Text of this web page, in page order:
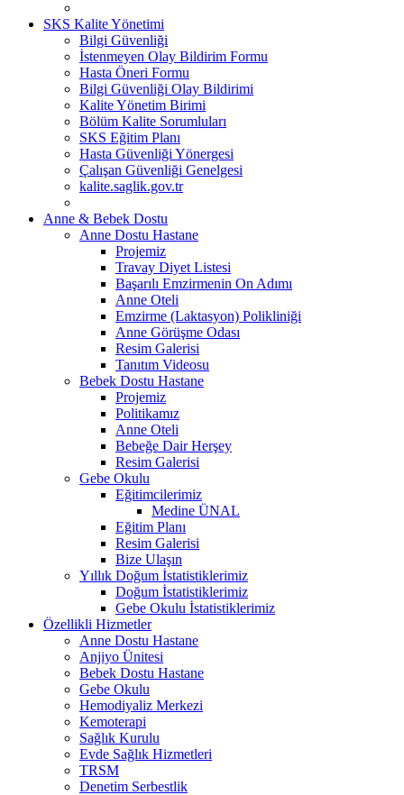
SKS Kalite Yönetimi
Bilgi Güvenliği
İstenmeyen Olay Bildirim Formu
Hasta Öneri Formu
Bilgi Güvenliği Olay Bildirimi
Kalite Yönetim Birimi
Bölüm Kalite Sorumluları
SKS Eğitim Planı
Hasta Güvenliği Yönergesi
Çalışan Güvenliği Genelgesi
kalite.saglik.gov.tr
Anne & Bebek Dostu
Anne Dostu Hastane
Projemiz
Travay Diyet Listesi
Başarılı Emzirmenin On Adımı
Anne Oteli
Emzirme (Laktasyon) Polikliniği
Anne Görüşme Odası
Resim Galerisi
Tanıtım Videosu
Bebek Dostu Hastane
Projemiz
Politikamız
Anne Oteli
Bebeğe Dair Herşey
Resim Galerisi
Gebe Okulu
Eğitimcilerimiz
Medine ÜNAL
Eğitim Planı
Resim Galerisi
Bize Ulaşın
Yıllık Doğum İstatistiklerimiz
Doğum İstatistiklerimiz
Gebe Okulu İstatistiklerimiz
Özellikli Hizmetler
Anne Dostu Hastane
Anjiyo Ünitesi
Bebek Dostu Hastane
Gebe Okulu
Hemodiyaliz Merkezi
Kemoterapi
Sağlık Kurulu
Evde Sağlık Hizmetleri
TRSM
Denetim Serbestlik